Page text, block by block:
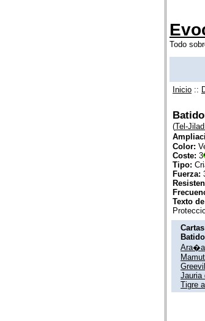
Todo
Inicio ::
(Tel-
Color:
Coste: 3
Tipo:
Fuerza:
Texto
Ara�a
Jauria
Tigre